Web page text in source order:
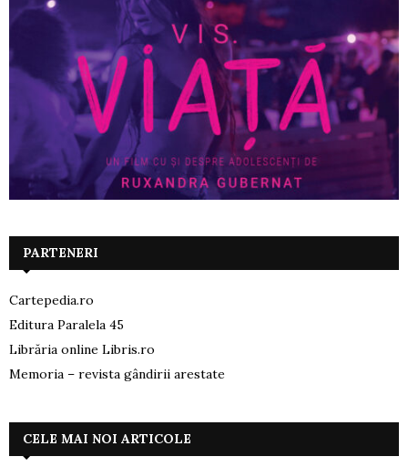
PARTENERI
Cartepedia.ro
Editura Paralela 45
Librăria online Libris.ro
Memoria – revista gândirii arestate
CELE MAI NOI ARTICOLE